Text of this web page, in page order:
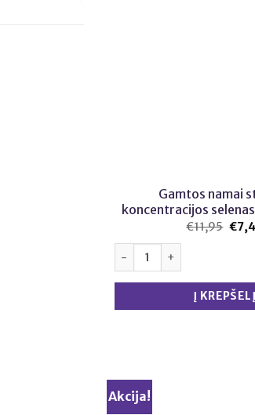
Gamtos namai
koncentracijos
€11,95
price
€
produkto kiekis: Gamtos
Į KREPŠELĮ
Akcija!